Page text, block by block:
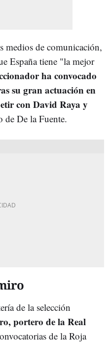
medios de comunicación,
España tiene "la mejor
ha convocado
su gran actuación en
con David Raya y
de De la Fuente.
de la selección
portero de la Real
de la Roja